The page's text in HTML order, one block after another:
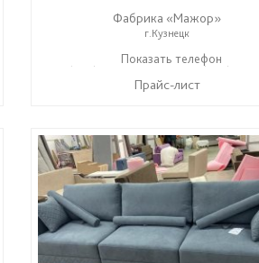
Фабрика «Мажор»
г.Кузнецк
+7 (999) 611-98-99 ☎+7 (999) 610-
Показать телефон
Прайс-лист